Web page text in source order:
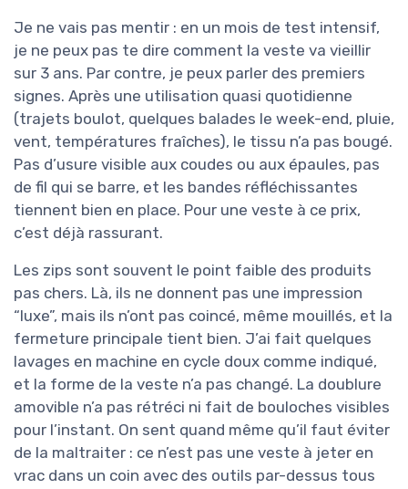
Je ne vais pas mentir : en un mois de test intensif,
je ne peux pas te dire comment la veste va vieillir
sur 3 ans. Par contre, je peux parler des premiers
signes. Après une utilisation quasi quotidienne
(trajets boulot, quelques balades le week-end, pluie,
vent, températures fraîches), le tissu n’a pas bougé.
Pas d’usure visible aux coudes ou aux épaules, pas
de fil qui se barre, et les bandes réfléchissantes
tiennent bien en place. Pour une veste à ce prix,
c’est déjà rassurant.
Les zips sont souvent le point faible des produits
pas chers. Là, ils ne donnent pas une impression
“luxe”, mais ils n’ont pas coincé, même mouillés, et la
fermeture principale tient bien. J’ai fait quelques
lavages en machine en cycle doux comme indiqué,
et la forme de la veste n’a pas changé. La doublure
amovible n’a pas rétréci ni fait de bouloches visibles
pour l’instant. On sent quand même qu’il faut éviter
de la maltraiter : ce n’est pas une veste à jeter en
vrac dans un coin avec des outils par-dessus tous